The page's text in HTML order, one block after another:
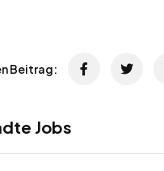
Beitrag:
Jobs